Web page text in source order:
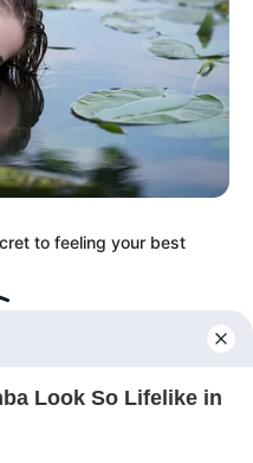
to feeling your best